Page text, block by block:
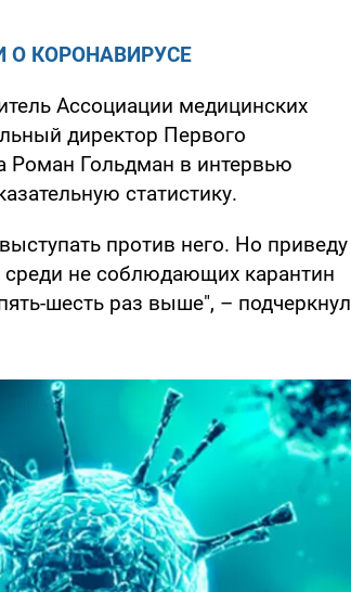
О КОРОНАВИРУСЕ
Ассоциации медицинских
директор Первого
Роман Гольдман в интервью
статистику.
против него. Но приведу
не соблюдающих карантин
шесть раз выше", – подчеркнул